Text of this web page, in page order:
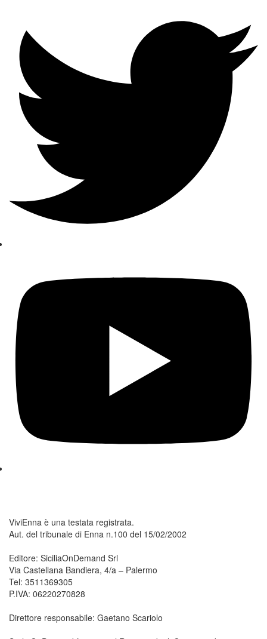
ViviEnna è una testata registrata.
Aut. del tribunale di Enna n.100 del 15/02/2002
Editore: SiciliaOnDemand Srl
Via Castellana Bandiera, 4/a – Palermo
Tel: 3511369305
P.IVA: 06220270828
Direttore responsabile: Gaetano Scariolo